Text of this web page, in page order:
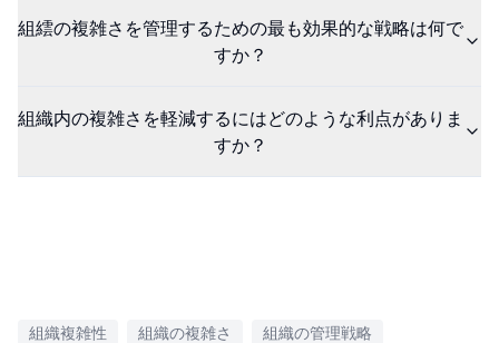
組繧の複雑さを管理するための最も効果的な戦略は何で
すか？
組織内の複雑さを軽減するにはどのような利点がありま
すか？
組織複雑性 組織の複雑さ
組織の管理戦略